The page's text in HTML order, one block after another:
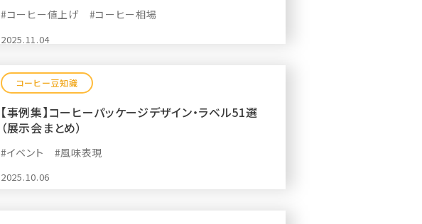
#コーヒー値上げ
#コーヒー相場
2025.11.04
コーヒー豆知識
【事例集】コーヒーパッケージデザイン・ラベル51選
（展示会まとめ）
#イベント #風味表現
2025.10.06